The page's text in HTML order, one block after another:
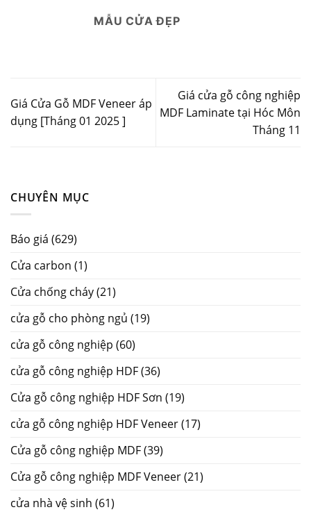
CHUYÊN MỤC
Báo giá (629)
Cửa carbon (1)
Cửa chống cháy(21)
cửa gỗ cho phòng ngủ (19)
cửa gỗ công nghiệp (60)
cửa gỗ công nghiệp HDF(36)
Cửa gỗ công nghiệp HDF Sơn (19)
cửa gỗ công nghiệp HDF Veneer(17)
Cửa gỗ công nghiệp MDF(39)
Cửa gỗ công nghiệp MDF Veneer(21)
cửa nhà vệ sinh (61)
MẪU CỬA ĐẸP
Giá Cửa Gỗ MDF Veneer áp
dụng [Tháng 01 2025 ]
Giá cửa gỗ công nghiệp
MDF Laminate tại Hóc Môn
Tháng 11